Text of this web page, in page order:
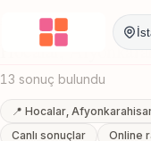
Anasayfa / Afyonkarahisar
Hocalar,
13 sonuç bulundu
📍 Hocalar,
Canlı sonuçlar
Online